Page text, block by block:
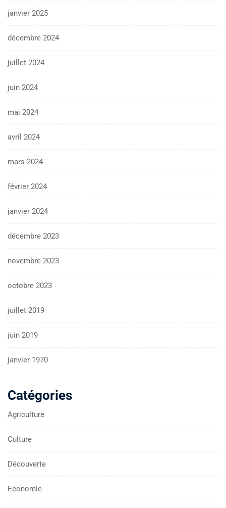
janvier 2025
décembre 2024
juillet 2024
juin 2024
mai 2024
avril 2024
mars 2024
février 2024
janvier 2024
décembre 2023
novembre 2023
octobre 2023
juillet 2019
juin 2019
janvier 1970
Catégories
Agriculture
Culture
Découverte
Economie